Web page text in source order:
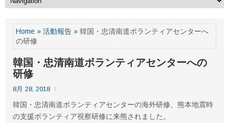
Home » 活動報告 » 韓国・忠清南道ボランティアセンターへ
の研修
韓国・忠清南道ボランティアセンターへの
研修
8月 28, 2018
韓国・忠清南道ボランティアセンターの海外研修、熊本地震時
の支援ボランティア視察研修に来熊されました。